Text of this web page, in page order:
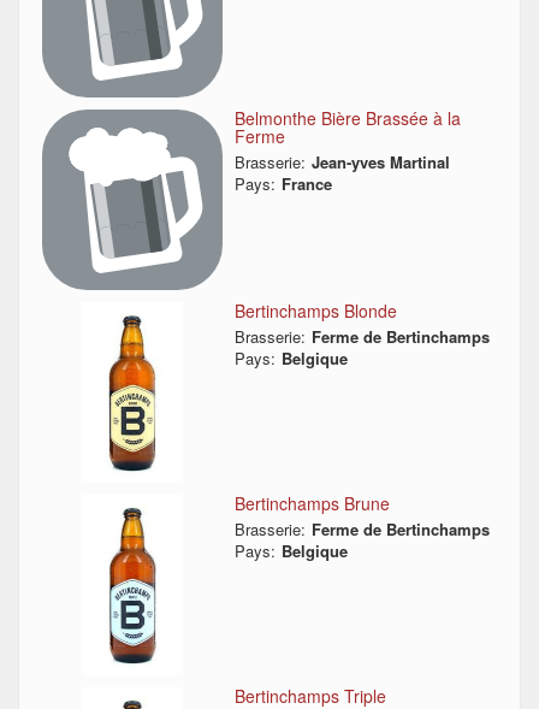
Belmonthe Bière Brassée à la
Ferme
Brasserie: Jean-yves Martinal
Pays: France
Bertinchamps Blonde
Brasserie: Ferme de Bertinchamps
Pays: Belgique
Bertinchamps Brune
Brasserie: Ferme de Bertinchamps
Pays: Belgique
Bertinchamps Triple